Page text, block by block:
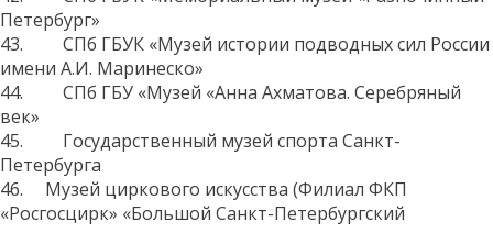
Петербург»
43. СПб ГБУК «Музей истории подводных сил России
имени А.И. Маринеско»
44. СПб ГБУ «Музей «Анна Ахматова. Серебряный
век»
45. Государственный музей спорта Санкт-
Петербурга
46. Музей циркового искусства (Филиал ФКП
«Росгосцирк» «Большой Санкт-Петербургский